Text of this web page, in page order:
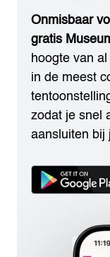
Onmisbaar
gratis
hoogte van
in de meest
zodat je snel
aansluiten bij